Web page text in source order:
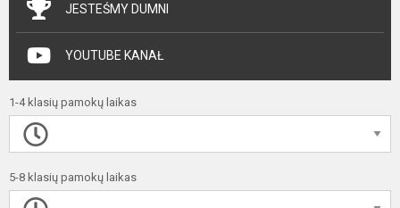
JESTEŚMY DUMNI
YOUTUBE KANAŁ
1-4 klasių pamokų laikas
5-8 klasių pamokų laikas